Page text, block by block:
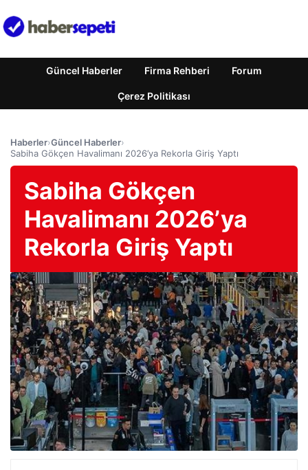
Güncel Haberler Firma Rehberi Forum
Çerez Politikası
Haberler›Güncel Haberler›
Sabiha Gökçen Havalimanı 2026’ya Rekorla Giriş Yaptı
Sabiha Gökçen
Havalimanı 2026’ya
Rekorla Giriş Yaptı